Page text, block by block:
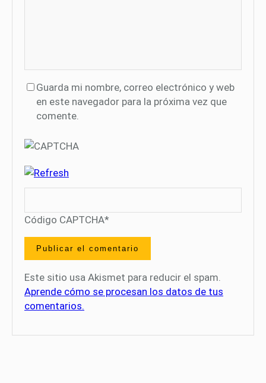
Guarda mi nombre, correo electrónico y web
en este navegador para la próxima vez que
comente.
Código CAPTCHA*
Este sitio usa Akismet para reducir el spam.
Aprende cómo se procesan los datos de tus
comentarios.